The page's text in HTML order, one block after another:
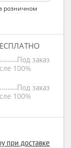
розничном
Под заказ
100%
Под заказ
100%
при доставке